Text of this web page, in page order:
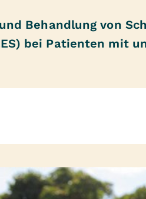
Behandlung von
bei Patienten mit